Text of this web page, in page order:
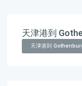
天津港到
天津港到